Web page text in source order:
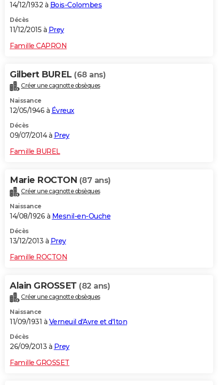
14/12/1932 à Bois-Colombes
Décès
11/12/2015 à Prey
Famille CAPRON
Gilbert BUREL (68 ans)
Créer une cagnotte obsèques
Naissance
12/05/1946 à Évreux
Décès
09/07/2014 à Prey
Famille BUREL
Marie ROCTON (87 ans)
Créer une cagnotte obsèques
Naissance
14/08/1926 à Mesnil-en-Ouche
Décès
13/12/2013 à Prey
Famille ROCTON
Alain GROSSET (82 ans)
Créer une cagnotte obsèques
Naissance
11/09/1931 à Verneuil d'Avre et d'Iton
Décès
26/09/2013 à Prey
Famille GROSSET